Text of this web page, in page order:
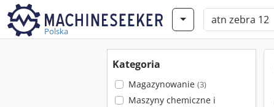
Polska
Kategoria
Magazynowanie (3)
Maszyny chemiczne i